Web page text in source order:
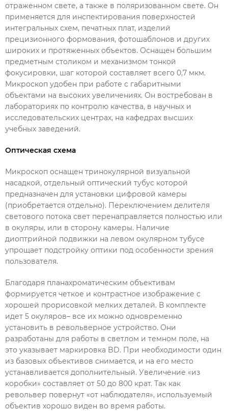
отраженном свете, а также в поляризованном свете. Он
применяется для инспектирования поверхностей
интегральных схем, печатных плат, изделий
прецизионного формования, фотошаблонов и других
широких и протяженных объектов. Оснащен большим
предметным столиком и механизмом тонкой
фокусировки, шаг которой составляет всего 0,7 мкм.
Микроскоп удобен при работе с габаритными
объектами на высоких увеличениях. Он востребован в
лабораториях по контролю качества, в научных и
исследовательских центрах, на кафедрах высших
учебных заведений.
Оптическая схема
Микроскоп оснащен тринокулярной визуальной
насадкой, отдельный оптический тубус которой
предназначен для установки цифровой камеры
(приобретается отдельно). Переключением делителя
светового потока свет перенаправляется полностью или
в окуляры, или в сторону камеры. Наличие
диоптрийной подвижки на левом окулярном тубусе
упрощает подстройку оптики под особенности зрения
пользователя.
Благодаря планахроматическим объективам
формируется четкое и контрастное изображение с
хорошей прорисовкой мелких деталей. В комплекте
идет 5 окуляров– все их можно одновременно
установить в револьверное устройство. Они
разработаны для работы в светлом и темном поле, на
это указывает маркировка BD. При необходимости один
из базовых объективов снимается, и на его место
устанавливается дополнительный. Увеличение «из
коробки» составляет от 50 до 800 крат. Так как
револьвер повернут «от наблюдателя», используемый
объектив хорошо виден во время работы.